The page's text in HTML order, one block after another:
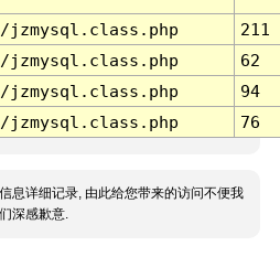
jzmysql.class.php
211
jzmysql.class.php
62
jzmysql.class.php
94
jzmysql.class.php 76
息详细记录, 由此给您带来的访问不便我
们深感歉意.